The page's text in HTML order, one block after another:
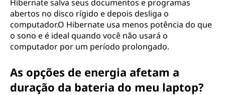
Hibernate salva seus documentos e programas
abertos no disco rígido e depois desliga o
computador.O Hibernate usa menos potência do que
o sono e é ideal quando você não usará o
computador por um período prolongado.
As opções de energia afetam a
duração da bateria do meu laptop?